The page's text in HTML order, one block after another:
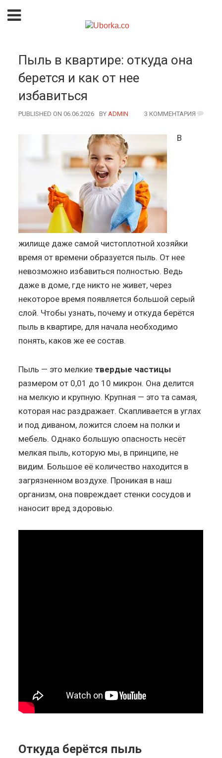
Пыль в квартире: откуда она
берется и как от нее
избавиться
PUBLISHED ON 06.06.2026 BY AUTHOR
ADMIN 3 КОММЕНТАРИЯ
В
жилище даже самой чистоплотной хозяйки
время от времени образуется пыль. От нее
невозможно избавиться полностью. Ведь
даже в доме, где никто не живет, через
некоторое время появляется большой серый
слой. Чтобы узнать, почему и откуда берётся
пыль в квартире, для начала необходимо
понять, каков же ее состав.
Пыль — это мелкие твердые частицы
размером от 0,01 до 10 микрон. Она делится
на мелкую и крупную. Крупная — это та самая,
которая нас раздражает. Скапливается в углах
и под диваном, ложится слоем на полки и
мебель. Однако большую опасность несёт
мелкая пыль, которую мы, в принципе, не
видим. Большое её количество находится в
загрязненном воздухе. Проникая в наш
организм, она повреждает стенки сосудов и
наносит вред здоровью.
Откуда берётся пыль